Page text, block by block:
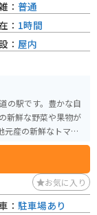
の駅です。豊かな自
元産の新鮮なトマト
訪れる
めです。戦国時代
トです。また、春に
、多くの観光客で
： 普通
： 1時間
： 屋内
お気に入り
： 駐車場あり